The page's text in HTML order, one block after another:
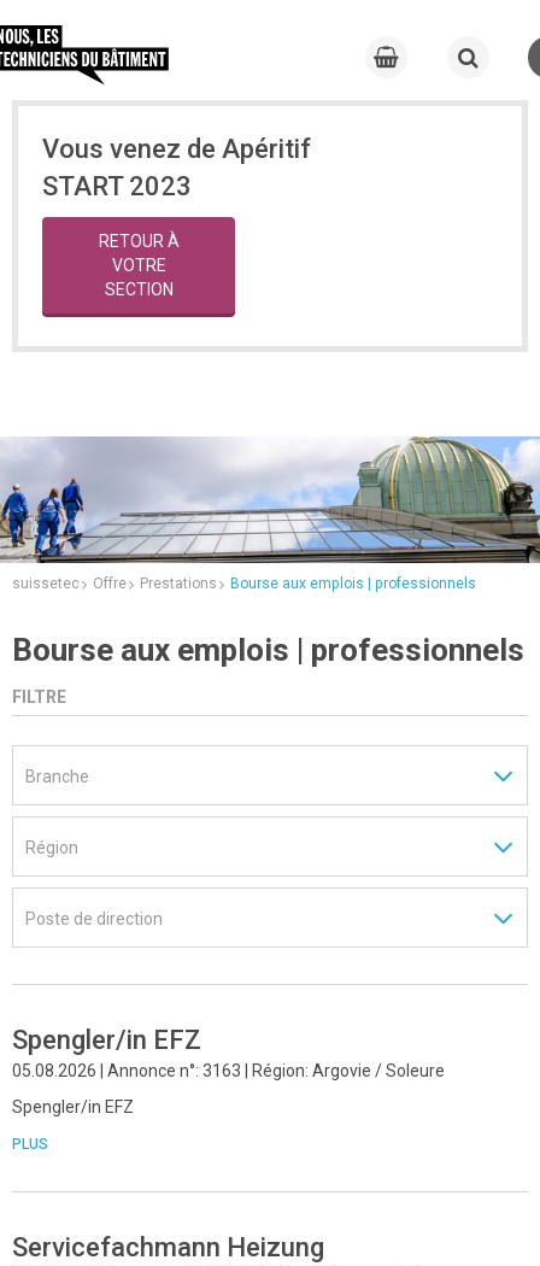
Vous venez de Apéritif
START 2023
RETOUR À
VOTRE
SECTION
suissetec Offre Prestations Bourse aux emplois | professionnels
Bourse aux emplois | professionnels
Spengler/in EFZ
05.08.2026 | Annonce n°: 3163 | Région: Argovie / Soleure
Spengler/in EFZ
PLUS
Servicefachmann Heizung
FILTRE